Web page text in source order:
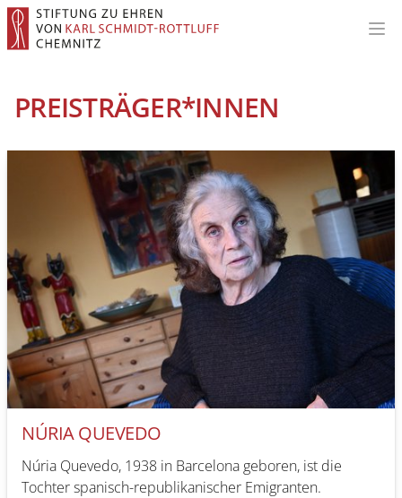
PREISTRÄGER*INNEN
NÚRIA QUEVEDO
Núria Quevedo, 1938 in Barcelona geboren, ist die
Tochter spanisch-republikanischer Emigranten.